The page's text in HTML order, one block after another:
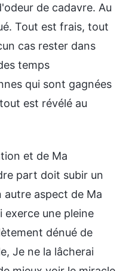
de cadavre. Au
Tout est frais, tout
cas rester dans
temps
qui sont gagnées
est révélé au
et de Ma
part doit subir un
aspect de Ma
exerce une pleine
dénué de
Je ne la lâcherai